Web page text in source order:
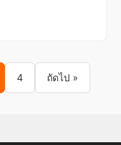
4 ถัดไป »